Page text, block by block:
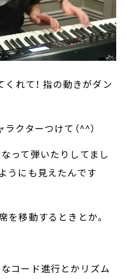
くれて！ 指の動きがダン
ラクターつけて（^^）
って弾いたりしてまし
うにも見えたんです
を移動するときとか。
なコード進行とかリズム